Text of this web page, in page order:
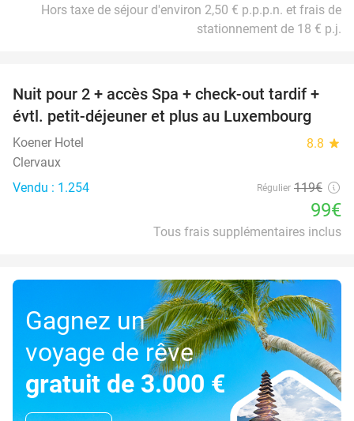
Hors taxe de séjour d'environ 2,50 € p.p.p.n. et frais de
stationnement de 18 € p.j.
17%
Nuit pour 2 + accès Spa + check-out tardif +
évtl. petit-déjeuner et plus au Luxembourg
Koener Hotel 8.8 star
Clervaux
Vendu : 1.254
Régulier 119€
99€
Tous frais supplémentaires inclus
Gagnez un
voyage de rêve
gratuit de 3.000 €